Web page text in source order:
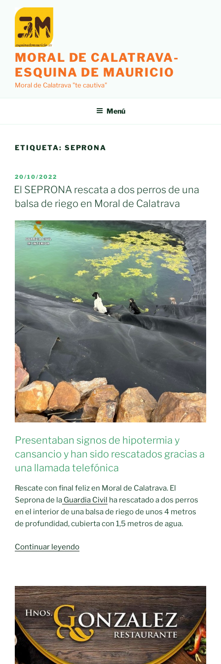
contenido
MORAL DE CALATRAVA-
ESQUINA DE MAURICIO
Moral de Calatrava "te cautiva"
Menú
ETIQUETA: SEPRONA
PUBLICADO
EL
20/10/2022
El SEPRONA rescata a dos perros de una
balsa de riego en Moral de Calatrava
Presentaban signos de hipotermia y
cansancio y han sido rescatados gracias a
una llamada telefónica
Rescate con final feliz en Moral de Calatrava. El
Seprona de la Guardia Civil ha rescatado a dos perros
en el interior de una balsa de riego de unos 4 metros
de profundidad, cubierta con 1,5 metros de agua.
Continuar leyendo«El
dos
perros
de
una
balsa
de